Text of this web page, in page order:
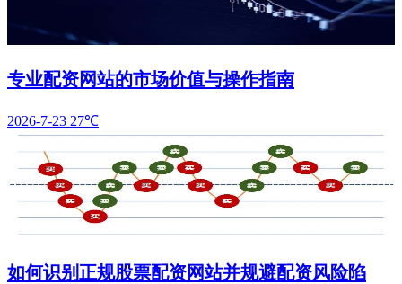
专业配资网站的市场价值与操作指南
2026-7-23 27℃
如何识别正规股票配资网站并规避配资风险陷